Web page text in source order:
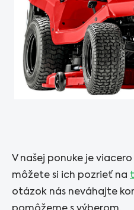
V našej ponuke je
môžete si ich pozrieť na
otázok nás neváhajte